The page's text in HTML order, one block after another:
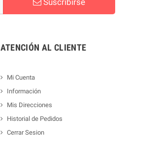
ATENCIÓN AL CLIENTE
Mi Cuenta
Información
Mis Direcciones
Historial de Pedidos
Cerrar Sesion